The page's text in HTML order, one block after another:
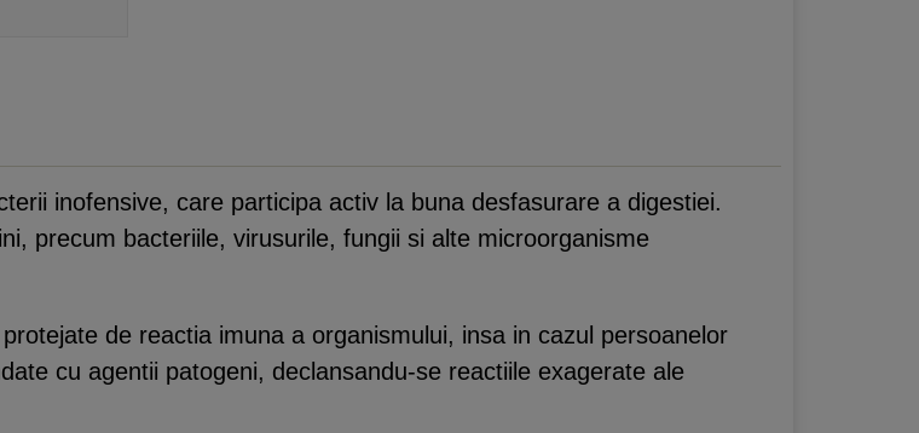
inofensive, care participa activ la buna desfasurare a digestiei.
precum bacteriile, virusurile, fungii si alte microorganisme
de reactia imuna a organismului, insa in cazul persoanelor
cu agentii patogeni, declansandu-se reactiile exagerate ale